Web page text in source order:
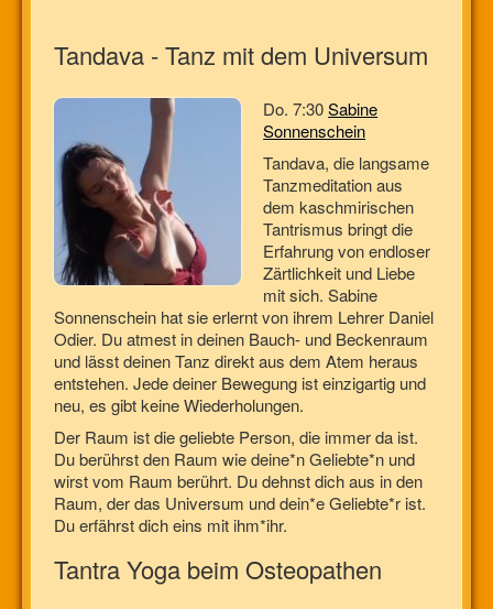
Tandava - Tanz mit dem Universum
Do. 7:30Sabine
Sonnenschein
Tandava, die langsame
Tanzmeditation aus
dem kaschmirischen
Tantrismus bringt die
Erfahrung von endloser
Zärtlichkeit und Liebe
mit sich. Sabine
Sonnenschein hat sie erlernt von ihrem Lehrer Daniel
Odier. Du atmest in deinen Bauch- und Beckenraum
und lässt deinen Tanz direkt aus dem Atem heraus
entstehen. Jede deiner Bewegung ist einzigartig und
neu, es gibt keine Wiederholungen.
Der Raum ist die geliebte Person, die immer da ist.
Du berührst den Raum wie deine*n Geliebte*n und
wirst vom Raum berührt. Du dehnst dich aus in den
Raum, der das Universum und dein*e Geliebte*r ist.
Du erfährst dich eins mit ihm*ihr.
Tantra Yoga beim Osteopathen